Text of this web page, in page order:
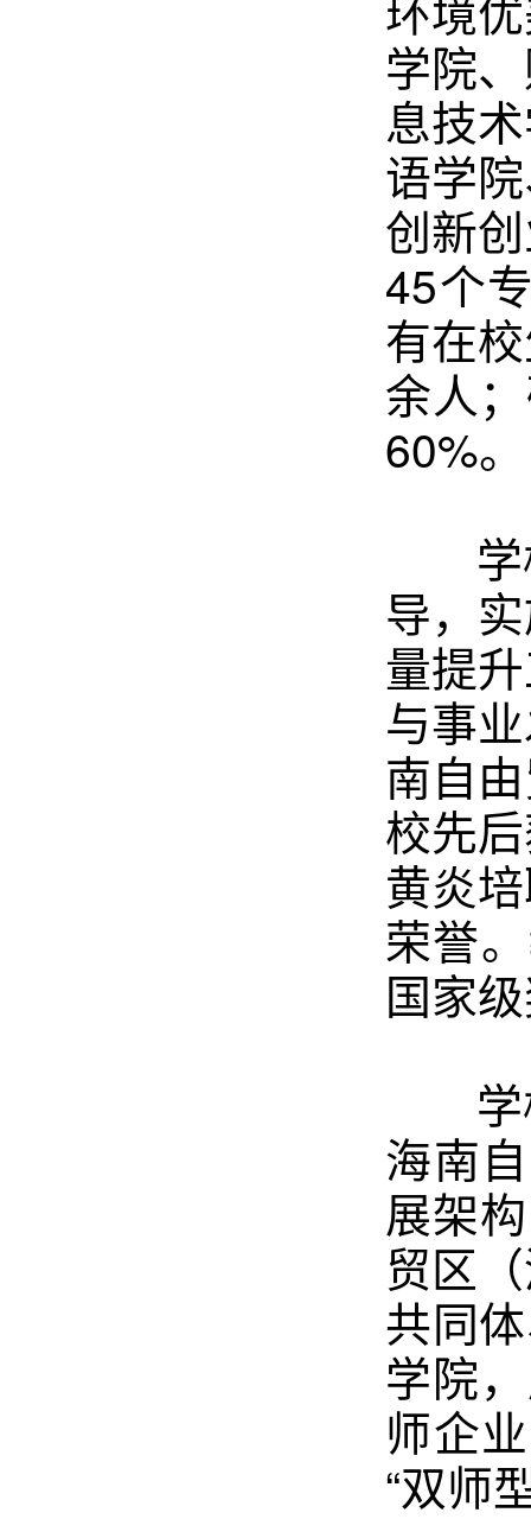
学院
息技
语学
创新
45个
有在
余人
60%。
学校
导，
量提
与事
南自
校先
黄炎
荣誉
国家
学校
海南
展架
贸区
共同
学院
师企
“双师